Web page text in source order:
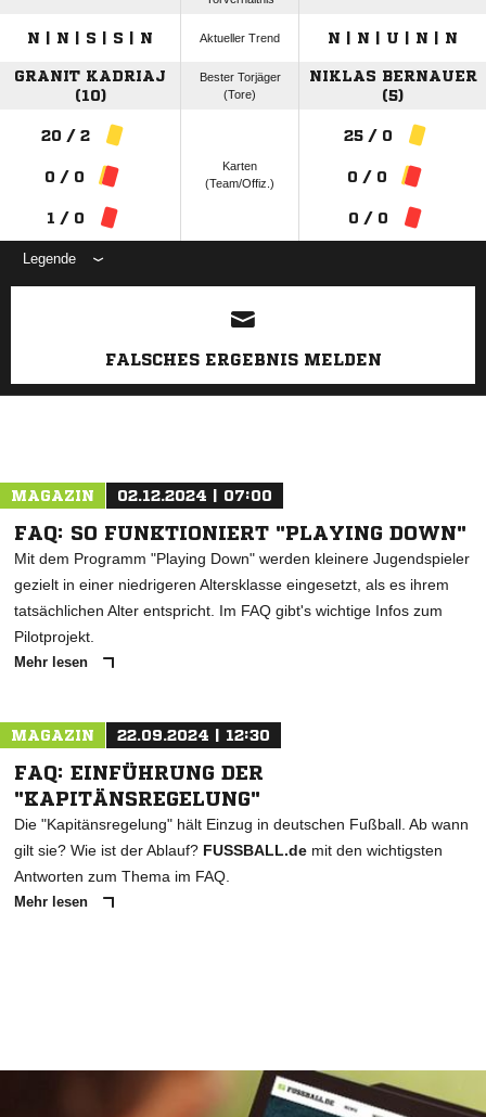
N | N | S | S | N Aktueller Trend N | N | U | N | N
GRANIT KADRIAJ
(10)
Bester Torjäger
(Tore)
NIKLAS BERNAUER
(5)
20 / 2
0 / 0
1 / 0
Karten
(Team/Offiz.)
25 / 0
0 / 0
0 / 0
Legende
ANZEIGE
FALSCHES ERGEBNIS MELDEN
MAGAZIN 02.12.2024 | 07:00
FAQ: SO FUNKTIONIERT "PLAYING DOWN"
Mit dem Programm "Playing Down" werden kleinere Jugendspieler
gezielt in einer niedrigeren Altersklasse eingesetzt, als es ihrem
tatsächlichen Alter entspricht. Im FAQ gibt's wichtige Infos zum
Pilotprojekt.
Mehr lesen
MAGAZIN 22.09.2024 | 12:30
FAQ: EINFÜHRUNG DER
"KAPITÄNSREGELUNG"
Die "Kapitänsregelung" hält Einzug in deutschen Fußball. Ab wann
gilt sie? Wie ist der Ablauf? FUSSBALL.de mit den wichtigsten
Antworten zum Thema im FAQ.
Mehr lesen